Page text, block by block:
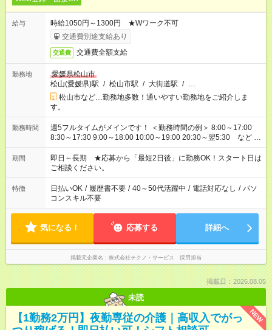
給与
時給1050円～1300円 ★Wワーク不可
交通費別途支給あり
交通費 交通費全額支給
勤務地
愛媛県松山市
松山(愛媛県)駅 / 松山市駅 / 大街道駅 / …
松山市など…勤務地多数！通いやすい勤務地をご紹介しま
す。
勤務時間
週5フルタイムがメインです！ ＜勤務時間の例＞ 8:00～17:00
8:30～17:30 9:00～18:00 10:00～19:00 20:30～翌5:30 など ★
その他にも勤務時間多数！ 日勤のみ、残業なし、交替制など
ご希望を教えてください！
期間
即日～長期 ★応募から「最短2日後」に勤務OK！スタート日は
ご相談ください。
特徴 日払いOK / 履歴書不要 / 40～50代活躍中 / 電話対応なし / パソ
コンスキル不要
気になる！ 応募する 詳細へ
掲載元企業名 株式会社テクノ・サービス 採用担当
掲載日：2026.08.05
未読
NEW
【1勤務2万円】夜勤専従の介護｜高収入でがっ